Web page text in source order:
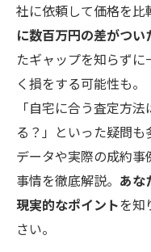
社に依頼して価格を比
に数百万円の差がつい
たギャップを知らず
く損をする可能性も。
「自宅に合う査定方
る？」といった疑問
データや実際の成約
事情を徹底解説。 あな
現実的なポイントを知
さい。